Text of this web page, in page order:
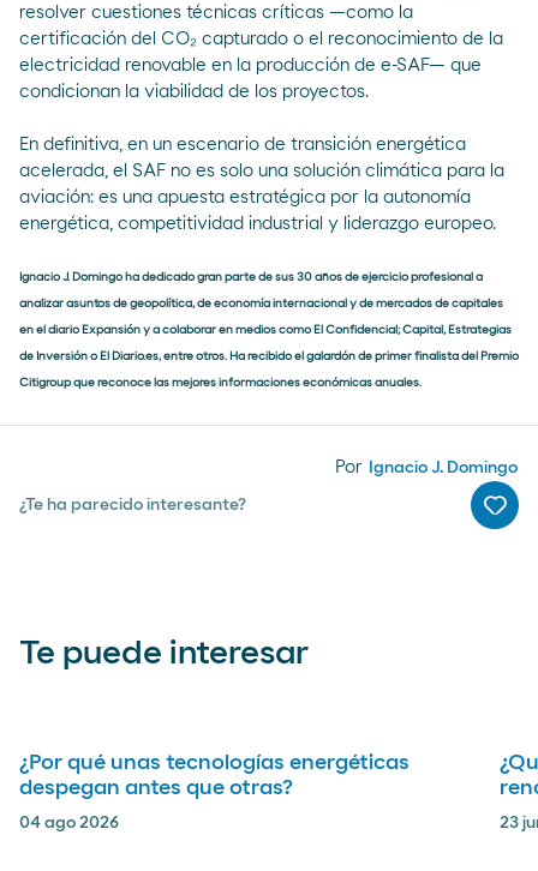
resolver cuestiones técnicas críticas —como la
certificación del CO₂ capturado o el reconocimiento de la
electricidad renovable en la producción de e-SAF— que
condicionan la viabilidad de los proyectos.
En definitiva, en un escenario de transición energética
acelerada, el SAF no es solo una solución climática para la
aviación: es una apuesta estratégica por la autonomía
energética, competitividad industrial y liderazgo europeo.
Ignacio J. Domingo ha dedicado gran parte de sus 30 años de ejercicio profesional a
analizar asuntos de geopolítica, de economía internacional y de mercados de capitales
en el diario Expansión y a colaborar en medios como El Confidencial; Capital, Estrategias
de Inversión o El Diario.es, entre otros. Ha recibido el galardón de primer finalista del Premio
Citigroup que reconoce las mejores informaciones económicas anuales.
Por Ignacio J. Domingo
¿Te ha parecido interesante?
Me
Te puede interesar
¿Por qué unas tecnologías energéticas
despegan antes que otras?
04 ago 2026 23